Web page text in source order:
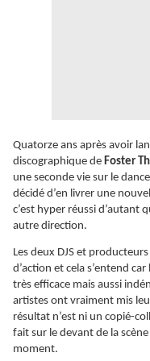
Quatorze ans après avoir
discographique de Foster
une seconde vie sur le
décidé d’en livrer une
c’est hyper réussi d’autant
autre direction.
Les deux DJS et
d’action et cela s’entend
très efficace mais aussi
artistes ont vraiment mis
résultat n’est ni un copié-
fait sur le devant de la
moment.